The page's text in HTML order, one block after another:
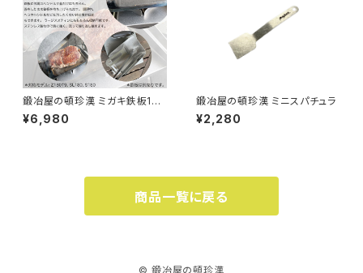
鍛冶屋の頓珍漢 ミガキ鉄板180
専用蓋 リッドクッカー180 ラー
ジメスティンサイズ
¥6,980
鍛冶屋の頓珍漢 ミニスパチュラ
¥2,280
商品一覧に戻る
© 鍛冶屋の頓珍漢